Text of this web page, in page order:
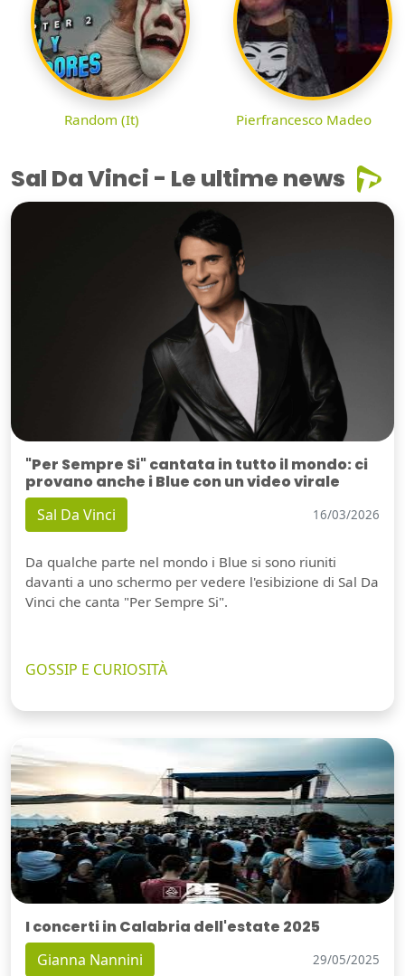
Random (It) Pierfrancesco Madeo
Sal Da Vinci - Le ultime news
"Per Sempre Si" cantata in tutto il mondo: ci
provano anche i Blue con un video virale
Sal Da Vinci 16/03/2026
Da qualche parte nel mondo i Blue si sono riuniti
davanti a uno schermo per vedere l'esibizione di Sal Da
Vinci che canta "Per Sempre Si".
GOSSIP E CURIOSITÀ
I concerti in Calabria dell'estate 2025
Gianna Nannini 29/05/2025